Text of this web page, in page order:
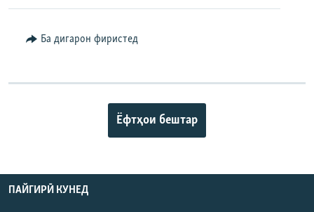
Ба дигарон фиристед
Ёфтҳои бештар
ПАЙГИРӢ КУНЕД